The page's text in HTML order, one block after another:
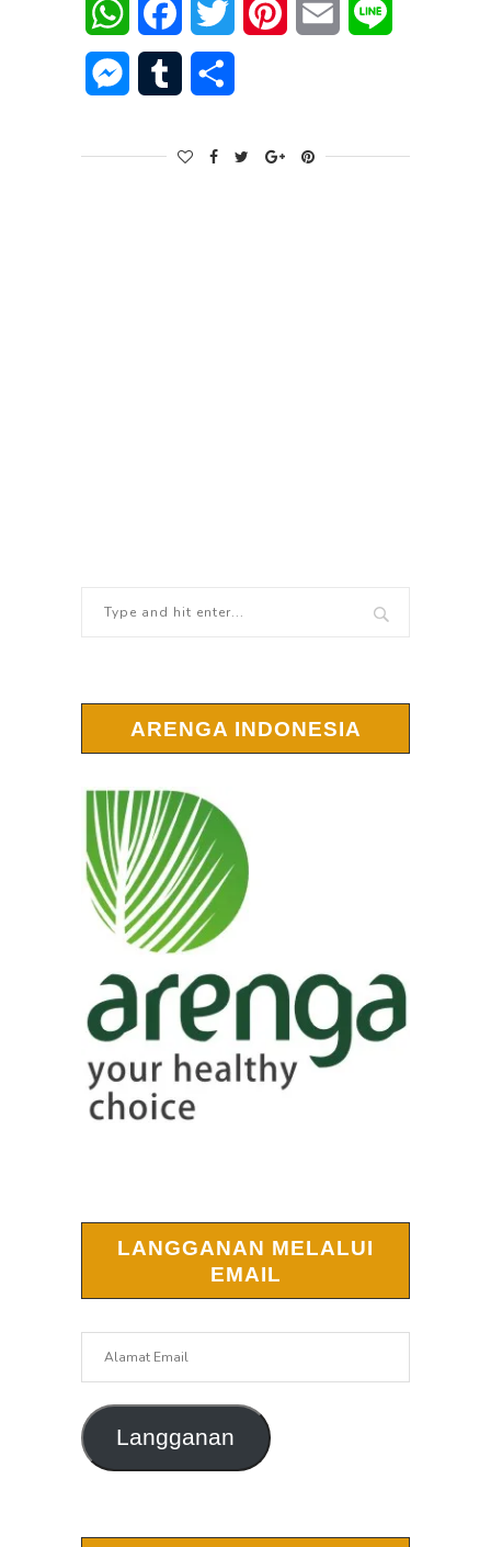
WhatsAppFacebookTwitter PinterestEmail
Messenger
Tumblr
ARENGA INDONESIA
LANGGANAN MELALUI
EMAIL
Langganan